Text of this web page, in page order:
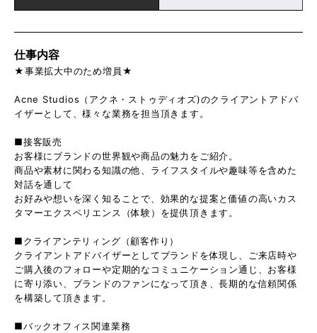
仕事内容
★事業拡大中のため増員★
Acne Studios（アクネ・ストゥディオズ)のクライアントアドバ
イザーとして、様々な業務を担当頂きます。
■接客販売
お客様にブランドの世界観や商品の魅力をご紹介。
商品や素材に関わる知識の他、ライフスタイルや趣味等を含めた
対話を通して
お好みや想いを深く知ることで、効果的な提案と価値の高いカス
タマーエクスペリエンス（体験）を提供頂きます。
■クライアンテリィング（顧客作り）
クライアントアドバイザーとしてブランドを体現し、ご来店時や
ご購入後のフォローや定期的なコミュニケーション通じ、お客様
に寄り添い、ブランドのファンになって頂き、長期的な信頼関係
を構築して頂きます。
■バックオフィス関連業務